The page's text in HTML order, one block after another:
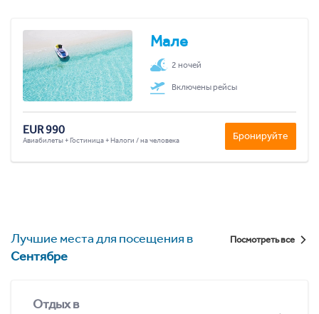
Мале
2 ночей
Включены рейсы
EUR 990
Авиабилеты + Гостиница + Налоги / на человека Бронируйте
Лучшие места для посещения в
Сентябре
Посмотреть все
Отдых в